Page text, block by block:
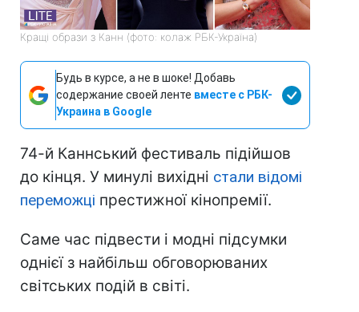
Кращі образи з Канн (фото: колаж РБК-Україна)
Будь в курсе, а не в шоке! Добавь
содержание своей ленте вместе с РБК-
Украина в Google
74-й Каннський фестиваль підійшов
до кінця. У минулі вихідні стали відомі
переможці престижної кінопремії.
Саме час підвести і модні підсумки
однієї з найбільш обговорюваних
світських подій в світі.